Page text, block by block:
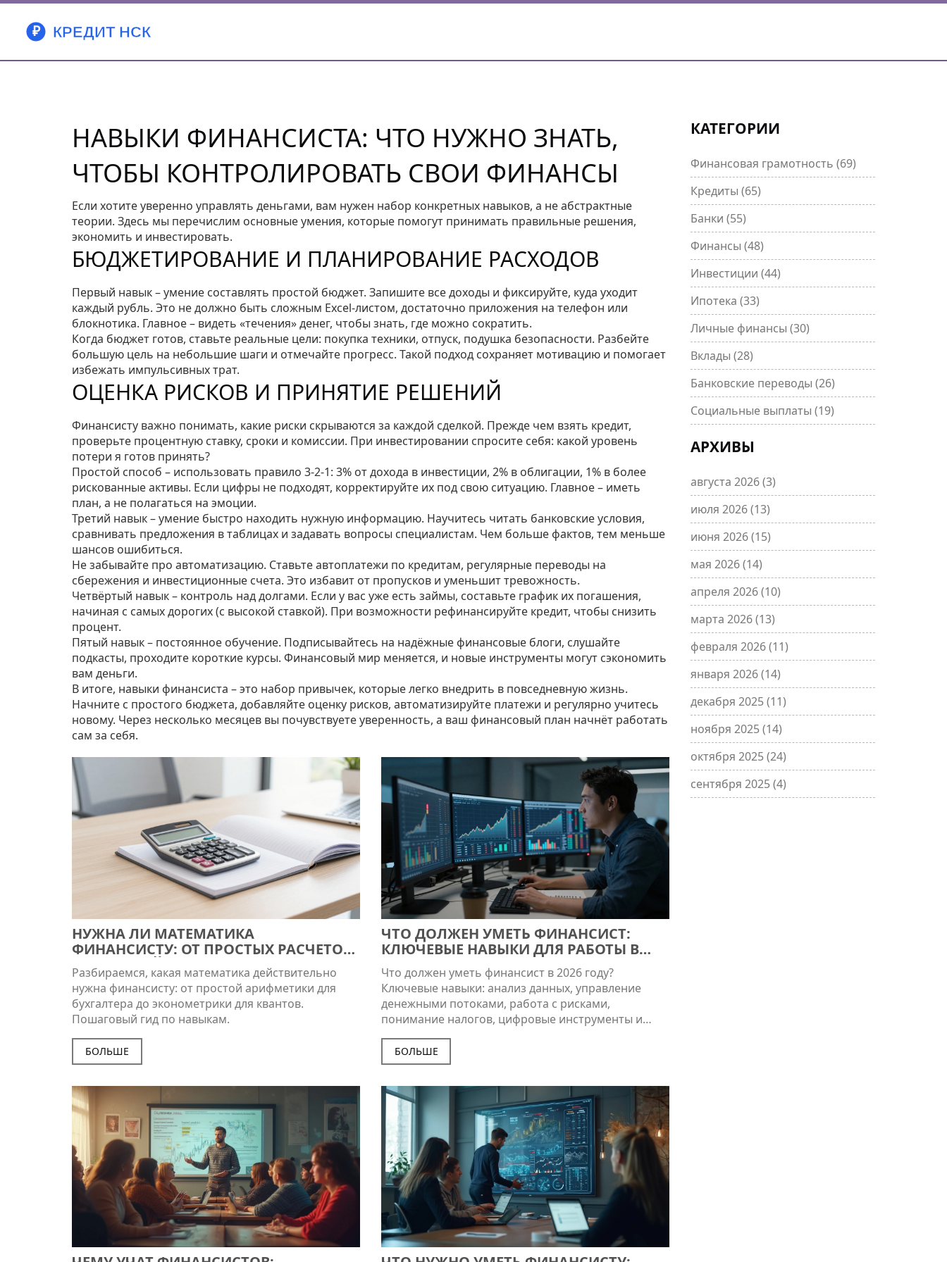
НАВЫКИ ФИНАНСИСТА: ЧТО НУЖНО ЗНАТЬ,
ЧТОБЫ КОНТРОЛИРОВАТЬ СВОИ ФИНАНСЫ
Если хотите уверенно управлять деньгами, вам нужен набор конкретных навыков, а не абстрактные
теории. Здесь мы перечислим основные умения, которые помогут принимать правильные решения,
экономить и инвестировать.
БЮДЖЕТИРОВАНИЕ И ПЛАНИРОВАНИЕ РАСХОДОВ
Первый навык – умение составлять простой бюджет. Запишите все доходы и фиксируйте, куда уходит
каждый рубль. Это не должно быть сложным Excel‑листом, достаточно приложения на телефон или
блокнотика. Главное – видеть «течения» денег, чтобы знать, где можно сократить.
Когда бюджет готов, ставьте реальные цели: покупка техники, отпуск, подушка безопасности. Разбейте
большую цель на небольшие шаги и отмечайте прогресс. Такой подход сохраняет мотивацию и помогает
избежать импульсивных трат.
ОЦЕНКА РИСКОВ И ПРИНЯТИЕ РЕШЕНИЙ
Финансисту важно понимать, какие риски скрываются за каждой сделкой. Прежде чем взять кредит,
проверьте процентную ставку, сроки и комиссии. При инвестировании спросите себя: какой уровень
потери я готов принять?
Простой способ – использовать правило 3‑2‑1: 3% от дохода в инвестиции, 2% в облигации, 1% в более
рискованные активы. Если цифры не подходят, корректируйте их под свою ситуацию. Главное – иметь
план, а не полагаться на эмоции.
Третий навык – умение быстро находить нужную информацию. Научитесь читать банковские условия,
сравнивать предложения в таблицах и задавать вопросы специалистам. Чем больше фактов, тем меньше
шансов ошибиться.
Не забывайте про автоматизацию. Ставьте автоплатежи по кредитам, регулярные переводы на
сбережения и инвестиционные счета. Это избавит от пропусков и уменьшит тревожность.
Четвёртый навык – контроль над долгами. Если у вас уже есть займы, составьте график их погашения,
начиная с самых дорогих (с высокой ставкой). При возможности рефинансируйте кредит, чтобы снизить
процент.
Пятый навык – постоянное обучение. Подписывайтесь на надёжные финансовые блоги, слушайте
подкасты, проходите короткие курсы. Финансовый мир меняется, и новые инструменты могут сэкономить
вам деньги.
В итоге, навыки финансиста – это набор привычек, которые легко внедрить в повседневную жизнь.
Начните с простого бюджета, добавляйте оценку рисков, автоматизируйте платежи и регулярно учитесь
новому. Через несколько месяцев вы почувствуете уверенность, а ваш финансовый план начнёт работать
сам за себя.
НУЖНА ЛИ МАТЕМАТИКА
ФИНАНСИСТУ: ОТ ПРОСТЫХ РАСЧЕТОВ
ДО ВЫСШЕЙ АЛГЕБРЫ
Разбираемся, какая математика действительно
нужна финансисту: от простой арифметики для
бухгалтера до эконометрики для квантов.
Пошаговый гид по навыкам.
БОЛЬШЕ
ЧТО ДОЛЖЕН УМЕТЬ ФИНАНСИСТ:
КЛЮЧЕВЫЕ НАВЫКИ ДЛЯ РАБОТЫ В
ФИНАНСАХ
Что должен уметь финансист в 2026 году?
Ключевые навыки: анализ данных, управление
денежными потоками, работа с рисками,
понимание налогов, цифровые инструменты и
этика. Это не про бухгалтерию - это про стратегию.
БОЛЬШЕ
КАТЕГОРИИ
Финансовая грамотность (69)
Кредиты (65)
Банки (55)
Финансы (48)
Инвестиции (44)
Ипотека (33)
Личные финансы (30)
Вклады (28)
Банковские переводы (26)
Социальные выплаты (19)
АРХИВЫ
августа 2026(3)
июля 2026(13)
июня 2026(15)
мая 2026(14)
апреля 2026(10)
марта 2026(13)
февраля 2026(11)
января 2026(14)
декабря 2025(11)
ноября 2025(14)
октября 2025(24)
сентября 2025(4)